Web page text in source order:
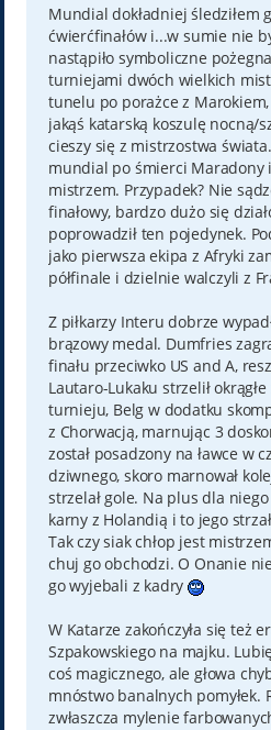
t
Mundial dokładniej śledziłem
ćwierćfinałów i...w sumie nie
nastąpiło symboliczne
turniejami dwóch wielkich
tunelu po porażce z
jakąś katarską koszulę nocną/
cieszy się z mistrzostwa
mundial po śmierci Maradony
mistrzem. Przypadek? Nie
finałowy, bardzo dużo się
poprowadził ten pojedynek.
jako pierwsza ekipa z Afryki
półfinale i dzielnie walczyli z
Z piłkarzy Interu dobrze
brązowy medal. Dumfries
finału przeciwko US and A,
Lautaro-Lukaku strzelił
turnieju, Belg w dodatku
z Chorwacją, marnując 3
został posadzony na ławce w
dziwnego, skoro marnował
strzelał gole. Na plus dla
karny z Holandią i to jego
Tak czy siak chłop jest
chuj go obchodzi. O Onanie
go wyjebali z kadry
W Katarze zakończyła się też
Szpakowskiego na majku.
coś magicznego, ale głowa
mnóstwo banalnych pomyłek.
zwłaszcza mylenie